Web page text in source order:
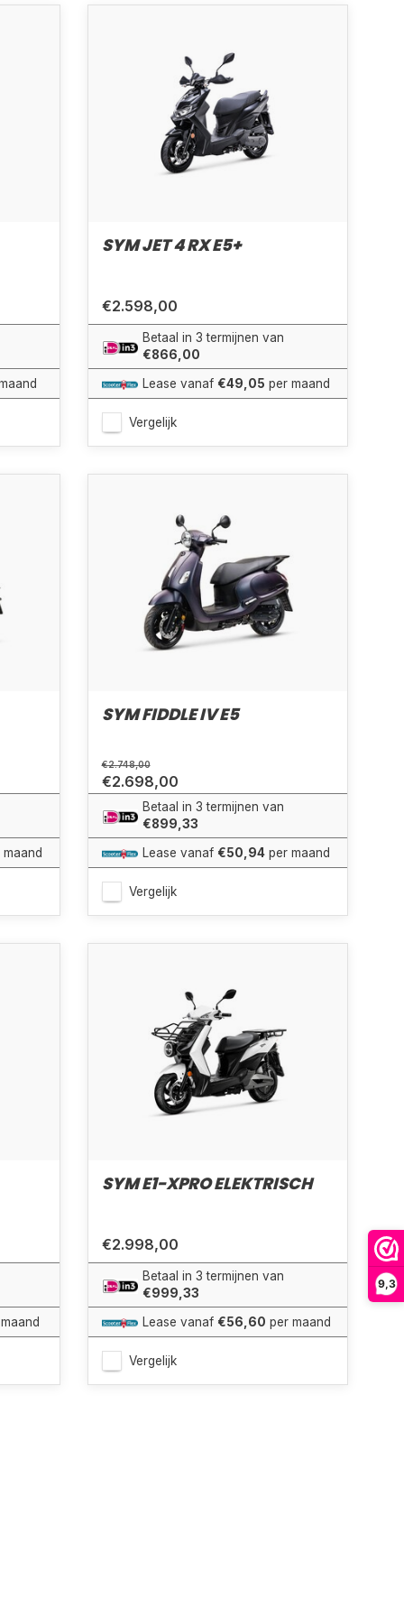
9,3
SYM JET 4 RX E5+
€2.598,00
Betaal in 3 termijnen van
€866,00
Lease vanaf €49,05 per maand
Vergelijk
SYM FIDDLE IV E5
€2.748,00
€2.698,00
Betaal in 3 termijnen van
€899,33
Lease vanaf €50,94per maand
Vergelijk
SYM E1-XPRO ELEKTRISCH
€2.998,00
Betaal in 3 termijnen van
€999,33
Lease vanaf €56,60 per maand
Vergelijk